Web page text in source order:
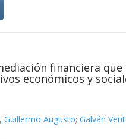
financiera
económicos y
Guillermo Augusto; Galván